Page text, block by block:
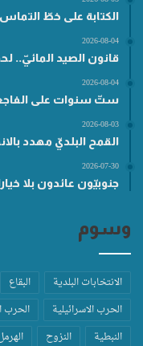
الكتابة على خطّ
2026-08-04
قانون الصيد المائيّ..
2026-08-04
ستّ سنوات على
2026-08-03
القمح البلديّ مهدد
2026-07-30
جنوبيّون عائدون بلا
وسوم
الانتخابات البلدية البقاع
الحرب الاسرائيلية
الحرب
النبطية
النزوح